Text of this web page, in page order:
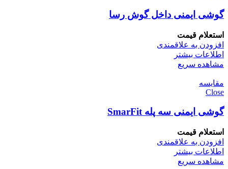
گوشی ایمنی داخل گوش رسا
استعلام قیمت
افزودن به علاقمندی
اطلاعات بیشتر
مشاهده سریع
مقایسه
Close
گوشی ایمنی سه پله SmarFit
استعلام قیمت
افزودن به علاقمندی
اطلاعات بیشتر
مشاهده سریع